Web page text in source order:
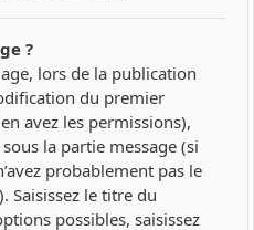
?
lors de la publication
du premier
avez les permissions),
sous la partie message (si
probablement pas le
Saisissez le titre du
possibles, saisissez